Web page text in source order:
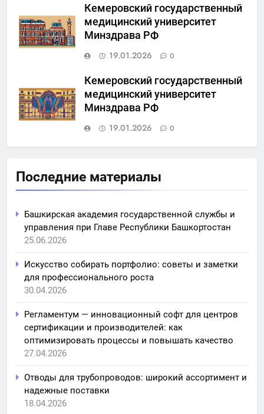
Кемеровский государственный
медицинский университет
Минздрава РФ
19.01.2026
0
Кемеровский государственный
медицинский университет
Минздрава РФ
19.01.2026
0
Последние материалы
Башкирская академия государственной службы и
управления при Главе Республики Башкортостан
25.06.2026
Искусство собирать портфолио: советы и заметки
для профессионального роста
30.04.2026
Регламентум — инновационный софт для центров
сертификации и производителей: как
оптимизировать процессы и повышать качество
27.04.2026
Отводы для трубопроводов: широкий ассортимент и
надежные поставки
18.04.2026